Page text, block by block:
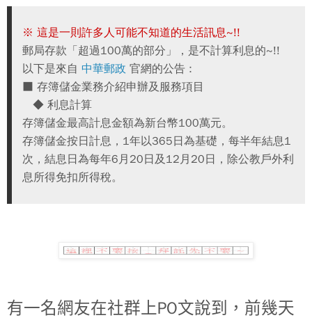
※ 這是一則許多人可能不知道的生活訊息~!!
郵局存款「超過100萬的部分」，是不計算利息的~!!
以下是來自 中華郵政 官網的公告 :
■ 存簿儲金業務介紹申辦及服務項目
◆ 利息計算
存簿儲金最高計息金額為新台幣100萬元。
存簿儲金按日計息，1年以365日為基礎，每半年結息1
次，結息日為每年6月20日及12月20日，除公教戶外利
息所得免扣所得稅。
有一名網友在社群上PO文說到，前幾天